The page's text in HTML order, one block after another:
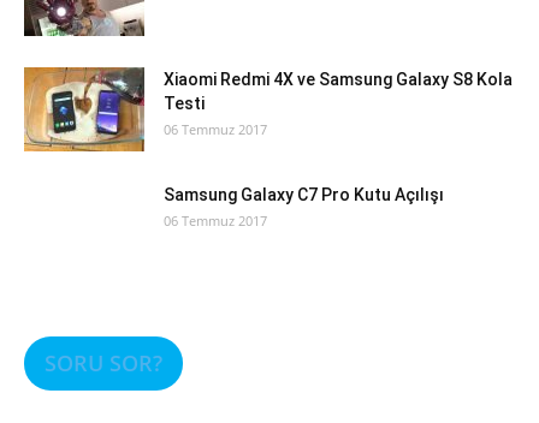
Xiaomi Redmi 4X ve Samsung Galaxy S8 Kola
Testi
06 Temmuz 2017
Samsung Galaxy C7 Pro Kutu Açılışı
06 Temmuz 2017
SORU SOR?